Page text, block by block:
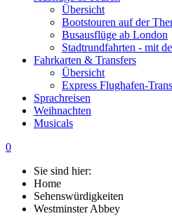
Übersicht
Bootstouren auf der
Busausflüge ab London
Stadtrundfahrten - mit
Fahrkarten & Transfers
Übersicht
Express Flughafen-
Sprachreisen
Weihnachten
Musicals
0
Sie sind hier:
Home
Sehenswürdigkeiten
Westminster Abbey